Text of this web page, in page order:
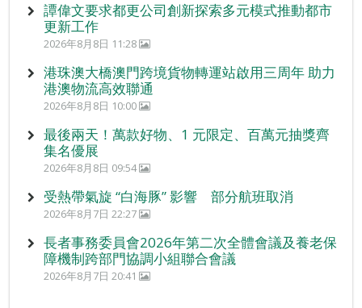
譚偉文要求都更公司創新探索多元模式推動都市
更新工作
2026年8月8日 11:28
港珠澳大橋澳門跨境貨物轉運站啟用三周年 助力
港澳物流高效聯通
2026年8月8日 10:00
最後兩天！萬款好物、1 元限定、百萬元抽獎齊
集名優展
2026年8月8日 09:54
受熱帶氣旋 “白海豚” 影響 部分航班取消
2026年8月7日 22:27
長者事務委員會2026年第二次全體會議及養老保
障機制跨部門協調小組聯合會議
2026年8月7日 20:41